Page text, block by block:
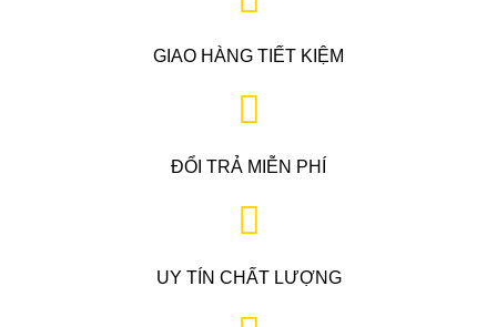
GIAO HÀNG TIẾT KIỆM
ĐỔI TRẢ MIỄN PHÍ
UY TÍN CHẤT LƯỢNG